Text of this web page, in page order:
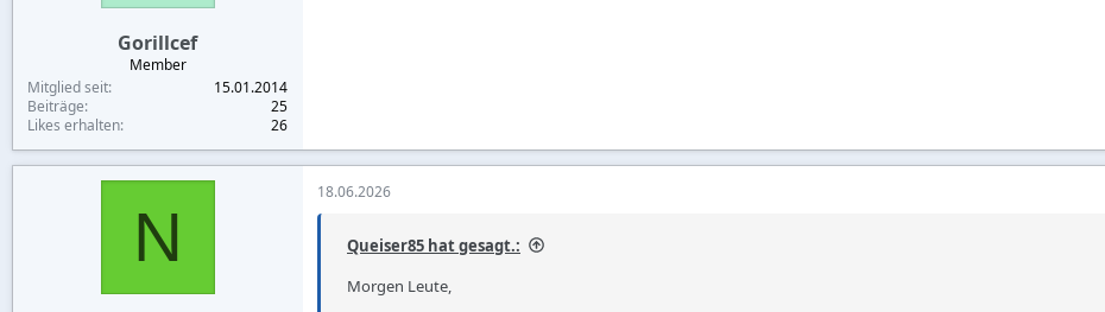
Gorillcef
Member
Mitglied seit
15.01.2014
Beiträge
25
Likes erhalten
26
N
18.06.2026
Queiser85 hat gesagt.:
Morgen Leute,